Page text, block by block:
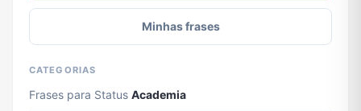
Minhas frases
CATEGORIAS
Frases para Status Academia